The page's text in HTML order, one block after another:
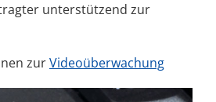
unterstützend zur
zurVideoüberwachung